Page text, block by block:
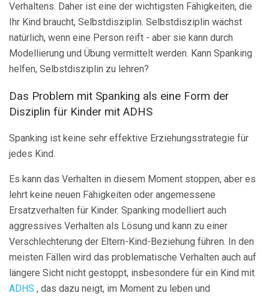
Verhaltens. Daher ist eine der wichtigsten Fähigkeiten, die
Ihr Kind braucht, Selbstdisziplin. Selbstdisziplin wächst
natürlich, wenn eine Person reift - aber sie kann durch
Modellierung und Übung vermittelt werden. Kann Spanking
helfen, Selbstdisziplin zu lehren?
Das Problem mit Spanking als eine Form der
Disziplin für Kinder mit ADHS
Spanking ist keine sehr effektive Erziehungsstrategie für
jedes Kind.
Es kann das Verhalten in diesem Moment stoppen, aber es
lehrt keine neuen Fähigkeiten oder angemessene
Ersatzverhalten für Kinder. Spanking modelliert auch
aggressives Verhalten als Lösung und kann zu einer
Verschlechterung der Eltern-Kind-Beziehung führen. In den
meisten Fällen wird das problematische Verhalten auch auf
längere Sicht nicht gestoppt, insbesondere für ein Kind mit
ADHS , das dazu neigt, im Moment zu leben und